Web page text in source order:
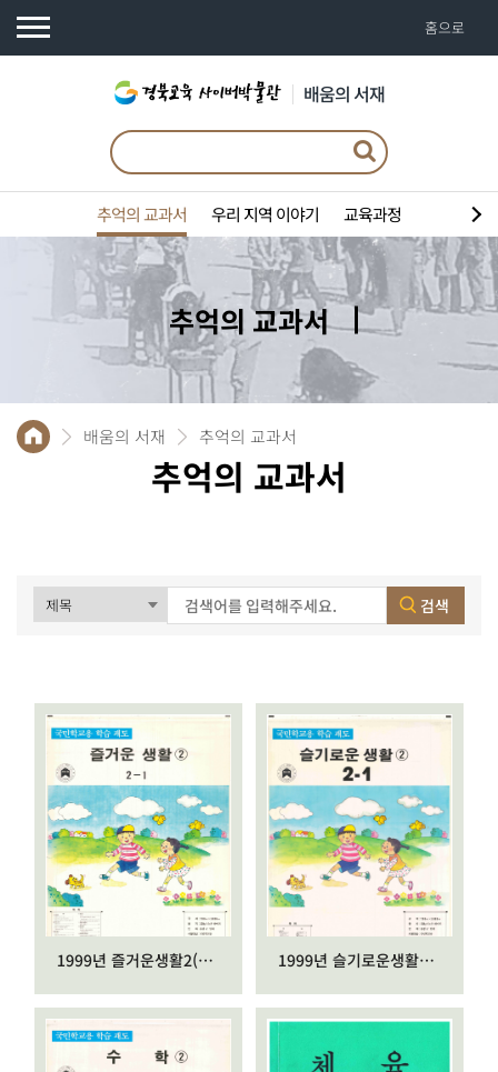
홈으로
배움의 서재
추억의 교과서 우리 지역 이야기 교육과정
추억의 교과서
배움의 서재 추억의 교과서
추억의 교과서
검색
1999년 즐거운생활2(2-1) 1999년 슬기로운생활2(2-1)